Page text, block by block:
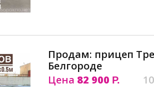
Продам: прицеп
Белгороде
Цена 82 900 Р.